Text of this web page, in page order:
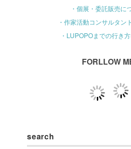
・個展・委託販売に
・作家活動コンサルタン
・LUPOPOまでの行き
FORLLOW
search